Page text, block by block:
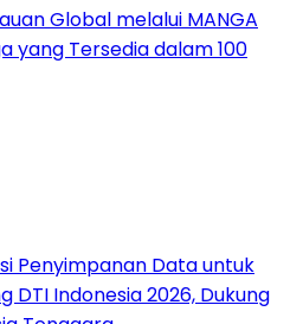
Global melalui MANGA
yang Tersedia dalam 100
Penyimpanan Data untuk
DTI Indonesia 2026, Dukung